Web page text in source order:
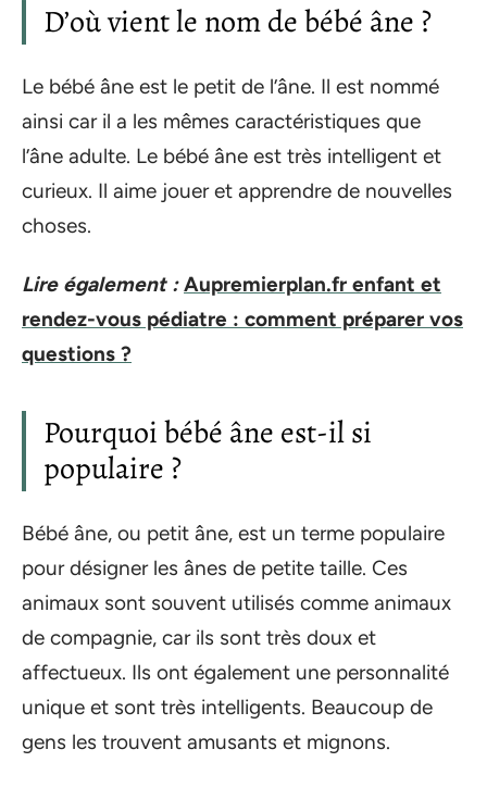
D’où vient le nom de bébé âne ?
Le bébé âne est le petit de l’âne. Il est nommé
ainsi car il a les mêmes caractéristiques que
l’âne adulte. Le bébé âne est très intelligent et
curieux. Il aime jouer et apprendre de nouvelles
choses.
Lire également : Aupremierplan.fr enfant et
rendez-vous pédiatre : comment préparer vos
questions ?
Pourquoi bébé âne est-il si
populaire ?
Bébé âne, ou petit âne, est un terme populaire
pour désigner les ânes de petite taille. Ces
animaux sont souvent utilisés comme animaux
de compagnie, car ils sont très doux et
affectueux. Ils ont également une personnalité
unique et sont très intelligents. Beaucoup de
gens les trouvent amusants et mignons.